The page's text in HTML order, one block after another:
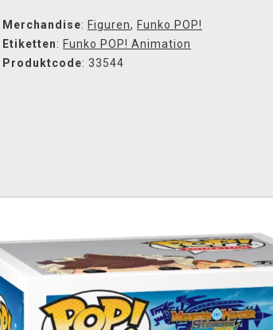
Merchandise: Figuren, Funko POP!
Etiketten: Funko POP! Animation
Produktcode: 33544